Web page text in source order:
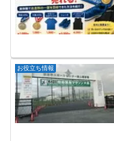
お役立ち情報